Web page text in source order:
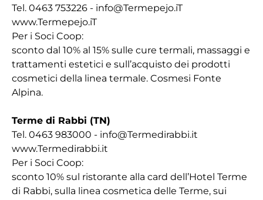
Tel. 0463 753226 - info@Termepejo.iT
www.Termepejo.iT
Per i Soci Coop:
sconto dal 10% al 15% sulle cure termali, massaggi e
trattamenti estetici e sull’acquisto dei prodotti
cosmetici della linea termale. Cosmesi Fonte
Alpina.
Terme di Rabbi (TN)
Tel. 0463 983000 - info@Termedirabbi.it
www.Termedirabbi.it
Per i Soci Coop:
sconto 10% sul ristorante alla card dell’Hotel Terme
di Rabbi, sulla linea cosmetica delle Terme, sui